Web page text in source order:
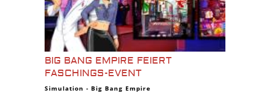
BIG BANG EMPIRE FEIERT
FASCHINGS-EVENT
Simulation - Big Bang Empire